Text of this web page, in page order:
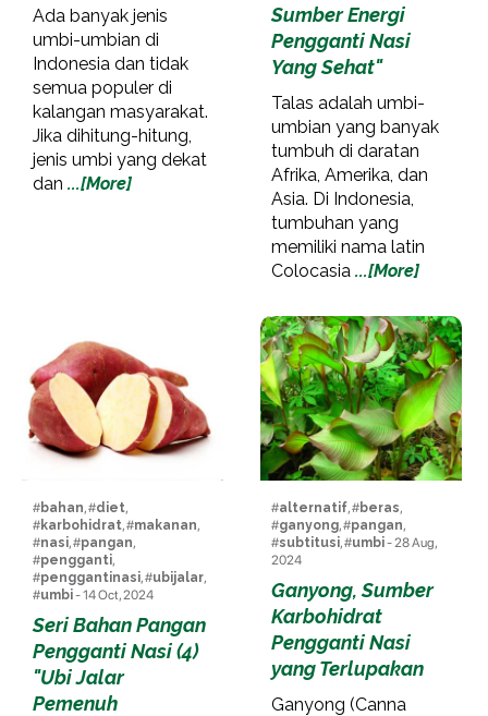
Ada banyak jenis
umbi-umbian di
Indonesia dan tidak
semua populer di
kalangan masyarakat.
Jika dihitung-hitung,
jenis umbi yang dekat
dan ...[More]
Sumber Energi
Pengganti Nasi
Yang Sehat"
Talas adalah umbi-
umbian yang banyak
tumbuh di daratan
Afrika, Amerika, dan
Asia. Di Indonesia,
tumbuhan yang
memiliki nama latin
Colocasia ...[More]
#bahan, #diet,
#karbohidrat, #makanan,
#nasi, #pangan,
#pengganti,
#penggantinasi, #ubijalar,
#umbi- 14 Oct, 2024
Seri Bahan Pangan
Pengganti Nasi (4)
"Ubi Jalar
Pemenuh
#alternatif, #beras,
#ganyong, #pangan,
#subtitusi, #umbi- 28 Aug,
2024
Ganyong, Sumber
Karbohidrat
Pengganti Nasi
yang Terlupakan
Ganyong (Canna